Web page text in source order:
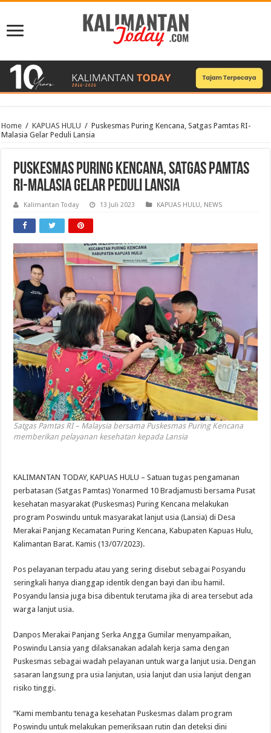
Home / KAPUAS HULU / Puskesmas Puring Kencana, Satgas Pamtas RI-
Malasia Gelar Peduli Lansia
Puskesmas Puring Kencana, Satgas Pamtas
RI-Malasia Gelar Peduli Lansia
Kalimantan Today 13 Juli 2023 KAPUAS HULU, NEWS
Satgas Pamtas RI – Malaysia bersama Puskesmas Puring Kencana
memberikan pelayanan kesehatan kepada Lansia
KALIMANTAN TODAY, KAPUAS HULU – Satuan tugas pengamanan
perbatasan (Satgas Pamtas) Yonarmed 10 Bradjamusti bersama Pusat
kesehatan masyarakat (Puskesmas) Puring Kencana melakukan
program Poswindu untuk masyarakat lanjut usia (Lansia) di Desa
Merakai Panjang Kecamatan Puring Kencana, Kabupaten Kapuas Hulu,
Kalimantan Barat. Kamis (13/07/2023).
Pos pelayanan terpadu atau yang sering disebut sebagai Posyandu
seringkali hanya dianggap identik dengan bayi dan ibu hamil.
Posyandu lansia juga bisa dibentuk terutama jika di area tersebut ada
warga lanjut usia.
Danpos Merakai Panjang Serka Angga Gumilar menyampaikan,
Poswindu Lansia yang dilaksanakan adalah kerja sama dengan
Puskesmas sebagai wadah pelayanan untuk warga lanjut usia. Dengan
sasaran langsung pra usia lanjutan, usia lanjut dan usia lanjut dengan
risiko tinggi.
“Kami membantu tenaga kesehatan Puskesmas dalam program
Poswindu untuk melakukan pemeriksaan rutin dan deteksi dini